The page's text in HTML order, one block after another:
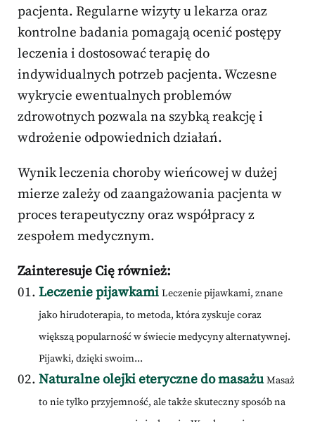
pacjenta. Regularne wizyty u lekarza oraz
kontrolne badania pomagają ocenić postępy
leczenia i dostosować terapię do
indywidualnych potrzeb pacjenta. Wczesne
wykrycie ewentualnych problemów
zdrowotnych pozwala na szybką reakcję i
wdrożenie odpowiednich działań.
Wynik leczenia choroby wieńcowej w dużej
mierze zależy od zaangażowania pacjenta w
proces terapeutyczny oraz współpracy z
zespołem medycznym.
Zainteresuje Cię również:
Leczenie pijawkami Leczenie pijawkami, znane
jako hirudoterapia, to metoda, która zyskuje coraz
większą popularność w świecie medycyny alternatywnej.
Pijawki, dzięki swoim...
Naturalne olejki eteryczne do masażu Masaż
to nie tylko przyjemność, ale także skuteczny sposób na